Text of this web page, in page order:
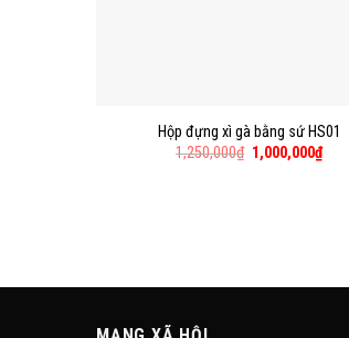
Hộp đựng xì gà bằng sứ HS01
1,250,000₫ 1,000,000₫